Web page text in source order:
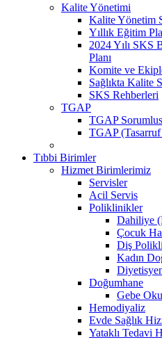
Kalite Yönetimi
Kalite Yönetim
Yıllık Eğitim
2024 Yılı SKS
Planı
Komite ve
Sağlıkta Kalite
SKS Rehberleri
TGAP
TGAP
TGAP (Tasarruf
Tıbbi Birimler
Hizmet Birimlerimiz
Servisler
Acil Servis
Poliklinikler
Dahiliye
Çocuk
Diş
Kadın
Doğumhane
Gebe
Hemodiyaliz
Evde Sağlık
Yataklı Tedavi